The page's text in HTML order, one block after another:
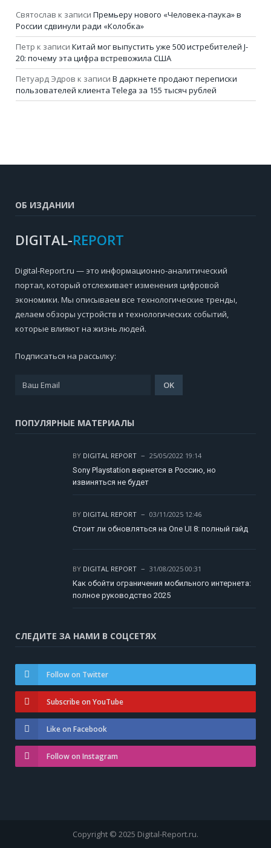
Святослав к записи Премьеру нового «Человека-паука» в
России сдвинули ради «Колобка»
Петр к записи Китай мог выпустить уже 500 истребителей J-
20: почему эта цифра встревожила США
Петуард Эдров к записи В даркнете продают переписки
пользователей клиента Telega за 155 тысяч рублей
ОБ ИЗДАНИИ
DIGITAL-REPORT
Digital-Report.ru — это информационно-аналитический
портал, который отслеживает изменения цифровой
экономики. Мы описываем все технологические тренды,
делаем обзоры устройств и технологических событий,
которые влияют на жизнь людей.
Подписаться на рассылку:
ПОПУЛЯРНЫЕ МАТЕРИАЛЫ
BY DIGITAL REPORT
25/05/2022 19:14
Sony Playstation вернется в Россию, но
извиняться не будет
BY DIGITAL REPORT
03/11/2025 12:46
Стоит ли обновляться на One UI 8: полный гайд
BY DIGITAL REPORT
31/08/2025 00:31
Как обойти ограничения мобильного интернета:
полное руководство 2025
СЛЕДИТЕ ЗА НАМИ В СОЦСЕТЯХ
Follow on Twitter
Subscribe on YouTube
Like on Facebook
Follow on Instagram
Copyright © 2025 Digital-Report.ru.